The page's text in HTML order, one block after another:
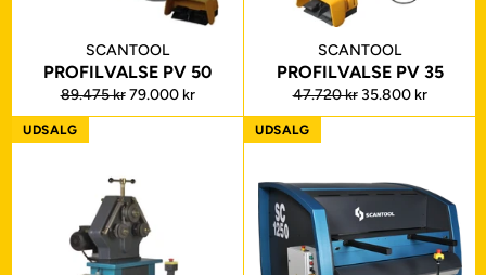
SCANTOOL
PROFILVALSE PV 50
Normalpris
89.475 kr Udsalgspris
79.000 kr
SCANTOOL
PROFILVALSE PV 35
Normalpris
47.720 kr Udsalgspris
35.800 kr
UDSALG UDSALG